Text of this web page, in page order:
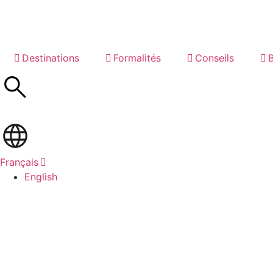
Destinations Formalités Conseils
Français
English